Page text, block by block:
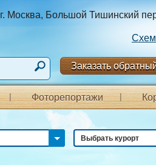
г. Москва, Большой Тишинский
Заказать
Фоторепортажи
Выбрать курорт